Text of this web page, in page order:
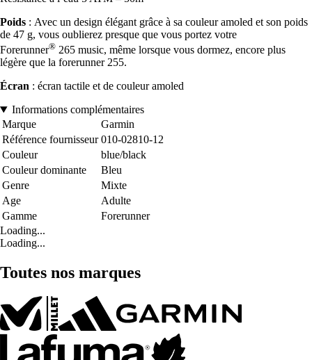
Poids : Avec un design élégant grâce à sa couleur amoled et son poids
de 47 g, vous oublierez presque que vous portez votre
Forerunner® 265 music, même lorsque vous dormez, encore plus
légère que la forerunner 255.
Écran : écran tactile et de couleur amoled
Informations complémentaires
Marque
Garmin
Référence fournisseur 010-02810-12
Couleur
blue/black
Couleur dominante
Bleu
Genre
Mixte
Age
Adulte
Gamme
Forerunner
Loading...
Loading...
Toutes nos marques